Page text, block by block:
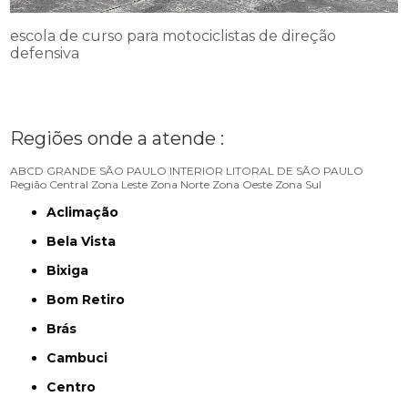
escola de curso para motociclistas de direção
defensiva
Regiões onde a atende :
ABCD GRANDE SÃO PAULO INTERIOR LITORAL DE SÃO PAULO
Região Central Zona Leste Zona Norte Zona Oeste Zona Sul
Aclimação
Bela Vista
Bixiga
Bom Retiro
Brás
Cambuci
Centro